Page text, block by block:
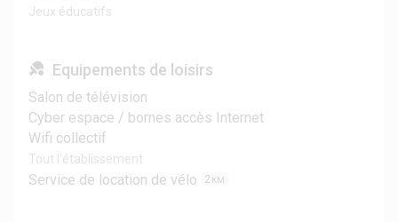
Jeux éducatifs
Equipements de loisirs
Salon de télévision
Cyber espace / bornes accès Internet
Wifi collectif
Tout l'établissement
Service de location de vélo 2 KM